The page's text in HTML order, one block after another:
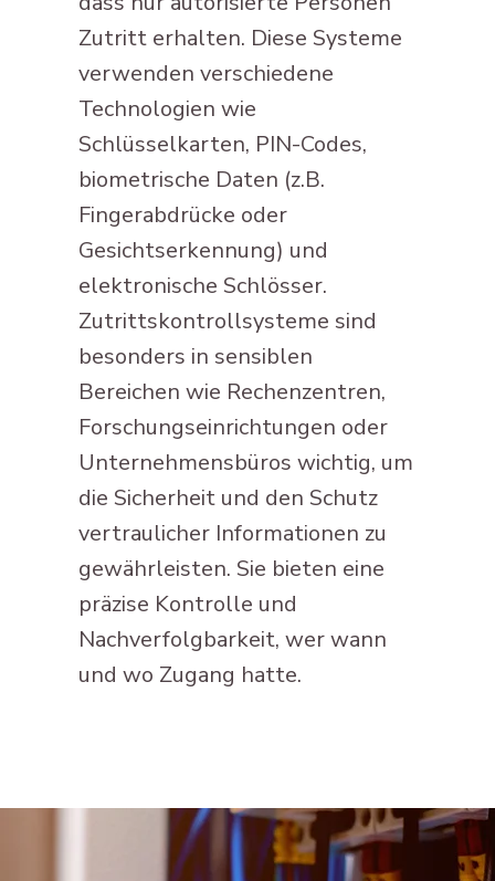
Zutritt erhalten. Diese Systeme
verwenden verschiedene
Technologien wie
Schlüsselkarten, PIN-Codes,
biometrische Daten (z.B.
Fingerabdrücke oder
Gesichtserkennung) und
elektronische Schlösser.
Zutrittskontrollsysteme sind
besonders in sensiblen
Bereichen wie Rechenzentren,
Forschungseinrichtungen oder
Unternehmensbüros wichtig, um
die Sicherheit und den Schutz
vertraulicher Informationen zu
gewährleisten. Sie bieten eine
präzise Kontrolle und
Nachverfolgbarkeit, wer wann
und wo Zugang hatte.